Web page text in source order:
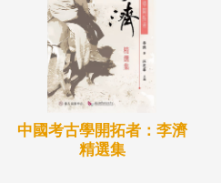
中國考古學開拓者：李濟
精選集